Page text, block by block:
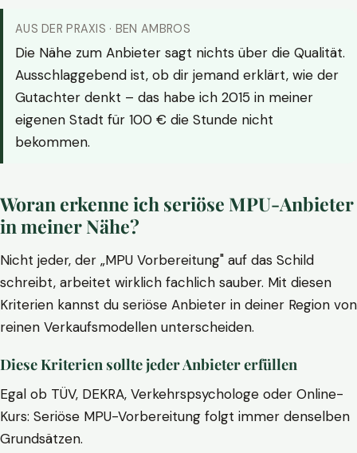
AUS DER PRAXIS · BEN AMBROS
Die Nähe zum Anbieter sagt nichts über die Qualität.
Ausschlaggebend ist, ob dir jemand erklärt, wie der
Gutachter denkt – das habe ich 2015 in meiner
eigenen Stadt für 100 € die Stunde nicht
bekommen.
Woran erkenne ich seriöse MPU-Anbieter
in meiner Nähe?
Nicht jeder, der „MPU Vorbereitung" auf das Schild
schreibt, arbeitet wirklich fachlich sauber. Mit diesen
Kriterien kannst du seriöse Anbieter in deiner Region von
reinen Verkaufsmodellen unterscheiden.
Diese Kriterien sollte jeder Anbieter erfüllen
Egal ob TÜV, DEKRA, Verkehrspsychologe oder Online-
Kurs: Seriöse MPU-Vorbereitung folgt immer denselben
Grundsätzen.